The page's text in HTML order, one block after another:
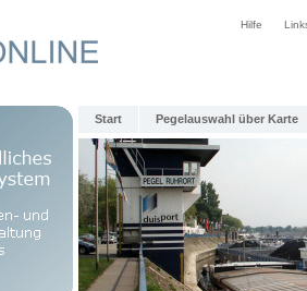
Hilfe
Start Pegelauswahl über Karte